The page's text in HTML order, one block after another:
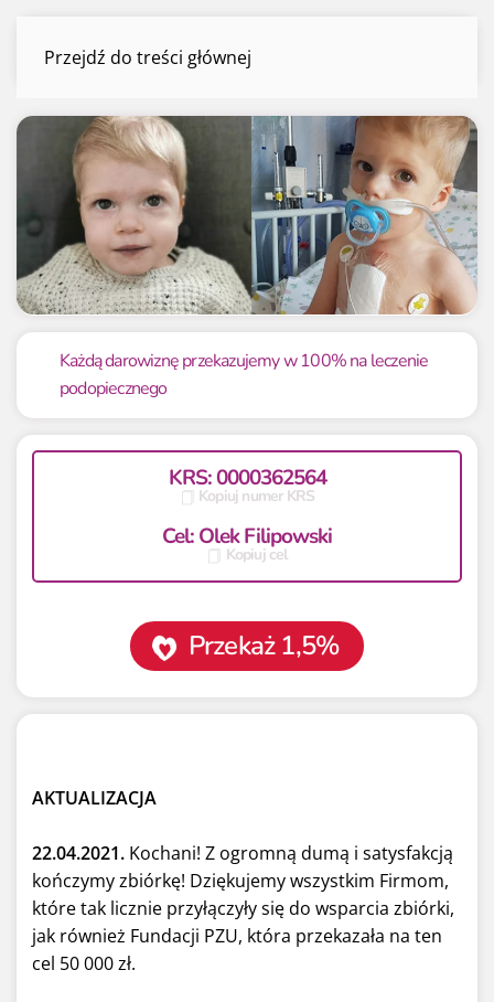
Przejdź do treści głównejOlek Filipowski
Mamy już
4 380 035.56 zł
Potrzebujemy
15 000 zł
29200.24%
Każdą darowiznę przekazujemy w 100% na leczenie
podopiecznego
KRS: 0000362564
Kopiuj numer KRS
Cel: Olek Filipowski
Kopiuj cel
Przekaż 1,5%
AKTUALIZACJA
22.04.2021. Kochani! Z ogromną dumą i satysfakcją
kończymy zbiórkę! Dziękujemy wszystkim Firmom,
które tak licznie przyłączyły się do wsparcia zbiórki,
jak również Fundacji PZU, która przekazała na ten
cel 50 000 zł.